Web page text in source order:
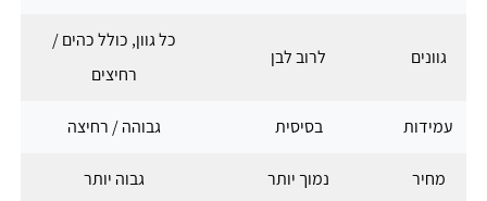
גוונים לרוב לבן
כל גוון, כולל כהים /
רחיצים
עמידות בסיסית גבוהה / רחיצה
מחיר נמוך יותר גבוה יותר